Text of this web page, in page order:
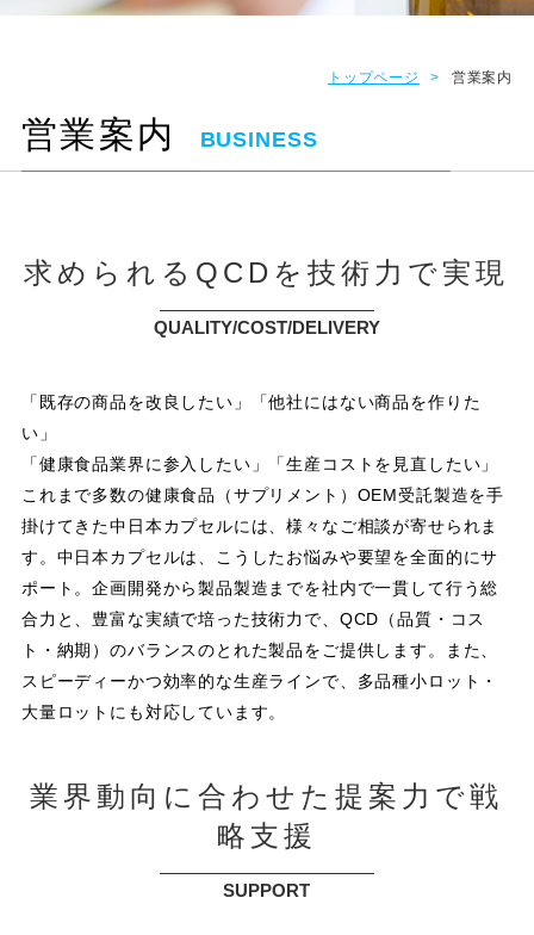
トップページ 営業案内
営業案内 BUSINESS
求められるQCDを技術力で実現
QUALITY/COST/DELIVERY
「既存の商品を改良したい」「他社にはない商品を作りた
い」
「健康食品業界に参入したい」「生産コストを見直したい」
これまで多数の健康食品（サプリメント）OEM受託製造を手
掛けてきた中日本カプセルには、様々なご相談が寄せられま
す。中日本カプセルは、こうしたお悩みや要望を全面的にサ
ポート。企画開発から製品製造までを社内で一貫して行う総
合力と、豊富な実績で培った技術力で、QCD（品質・コス
ト・納期）のバランスのとれた製品をご提供します。また、
スピーディーかつ効率的な生産ラインで、多品種小ロット・
大量ロットにも対応しています。
業界動向に合わせた提案力で戦
略支援
SUPPORT